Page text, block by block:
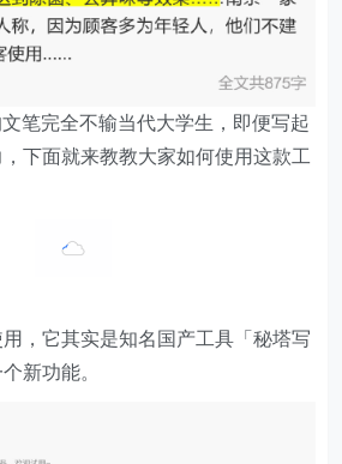
笔完全不输当代大学生，即便写起
下面就来教教大家如何使用这款工
，它其实是知名国产工具「秘塔写
新功能。